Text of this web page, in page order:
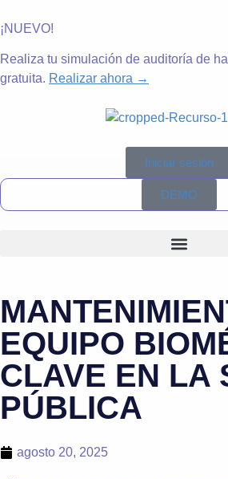
¡NUEVO!
Realiza tu simulación de auditoría de
gratuita. Realizar ahora →
Iniciar sesión
DEMO
EQUIPO
CLAVE EN LA
PÚBLICA
agosto 20, 2025